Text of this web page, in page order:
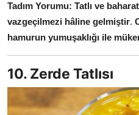
Tadım Yorumu: Tatlı ve
vazgeçilmezi hâline gelmiştir.
hamurun yumuşaklığı ile
10. Zerde Tatlısı